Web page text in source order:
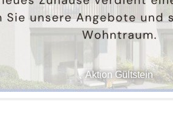
Aktion Gültstein